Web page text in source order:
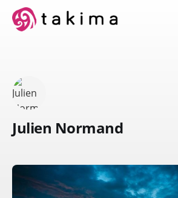
Julien Normand